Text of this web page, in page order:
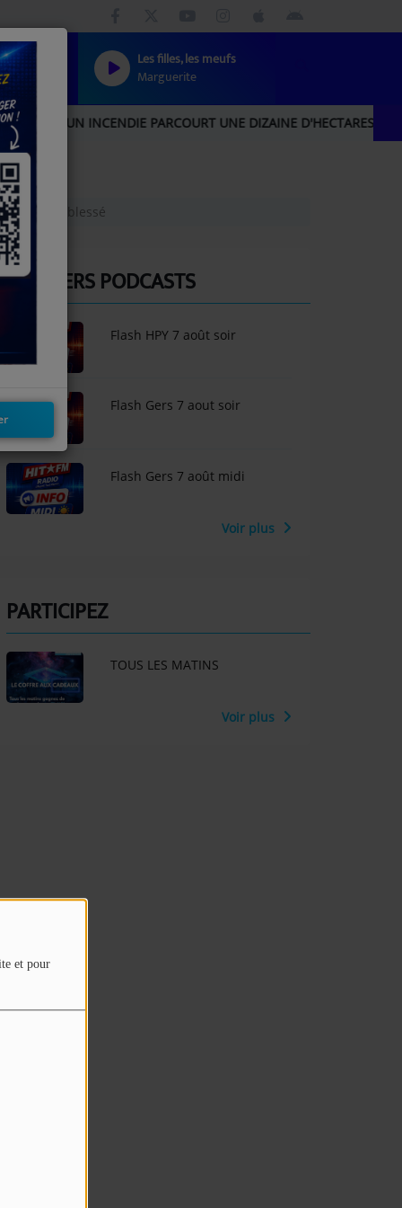
et pour
Les filles, les meufs
Marguerite
INCENDIE PARCOURT UNE DIZAINE D'HECTARES, UNE
17 ans blessé
DERNIERS PODCASTS
Flash HPY 7 août soir
Flash Gers 7 aout soir
Flash Gers 7 août midi
Voir plus
PARTICIPEZ
TOUS LES MATINS
Voir plus